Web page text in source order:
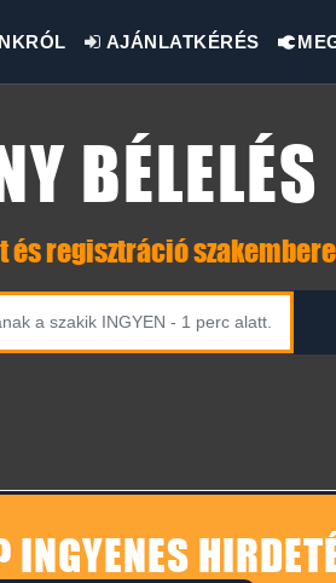
AJÁNLATKÉRÉS
és regisztráció
INGYENES